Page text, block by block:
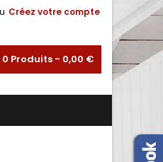
Créez votre compte
0 Produits - 0,00 €